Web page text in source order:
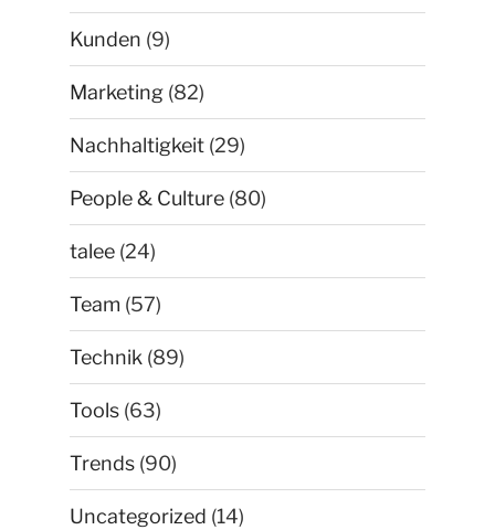
Kunden (9)
Marketing (82)
Nachhaltigkeit (29)
People & Culture (80)
talee (24)
Team (57)
Technik (89)
Tools (63)
Trends (90)
Uncategorized (14)